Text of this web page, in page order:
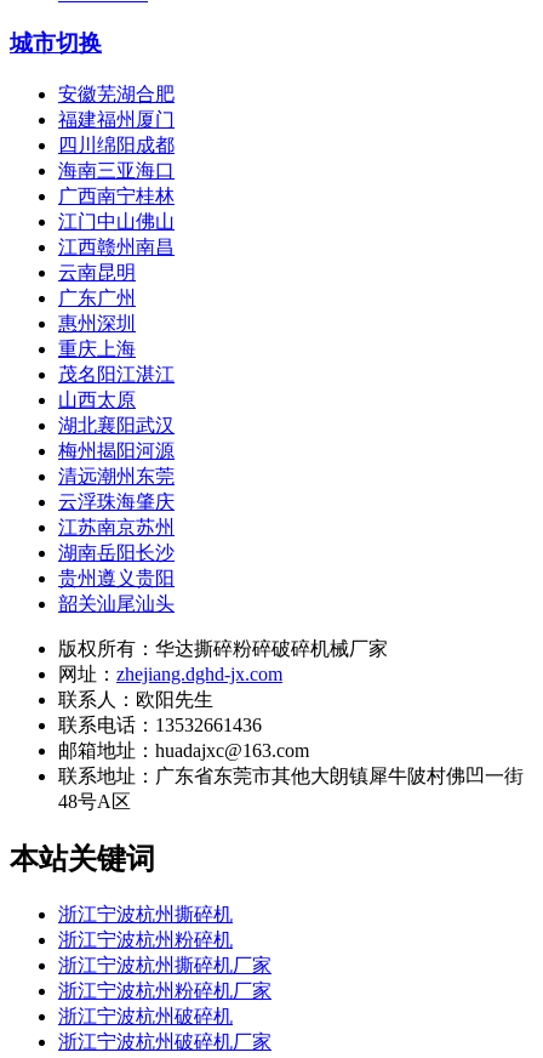
城市切换
安徽芜湖合肥
福建福州厦门
四川绵阳成都
海南三亚海口
广西南宁桂林
江门中山佛山
江西赣州南昌
云南昆明
广东广州
惠州深圳
重庆上海
茂名阳江湛江
山西太原
湖北襄阳武汉
梅州揭阳河源
清远潮州东莞
云浮珠海肇庆
江苏南京苏州
湖南岳阳长沙
贵州遵义贵阳
韶关汕尾汕头
版权所有：华达撕碎粉碎破碎机械厂家
网址： zhejiang.dghd-jx.com
联系人：欧阳先生
联系电话：13532661436
邮箱地址：huadajxc@163.com
联系地址： 广东省东莞市其他大朗镇犀牛陂村佛凹一街
48号A区
本站关键词
浙江宁波杭州撕碎机
浙江宁波杭州粉碎机
浙江宁波杭州撕碎机厂家
浙江宁波杭州粉碎机厂家
浙江宁波杭州破碎机
浙江宁波杭州破碎机厂家